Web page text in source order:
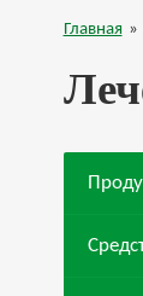
Главная »